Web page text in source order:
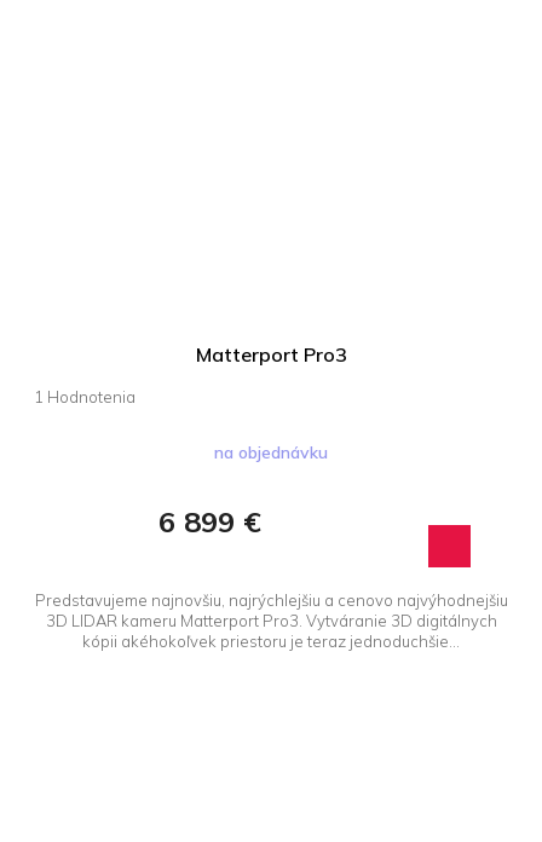
Matterport Pro3
Priemerné
na objednávku
6 899 €
Predstavujeme najnovšiu, najrýchlejšiu a cenovo najvýhodnejšiu
3D LIDAR kameru Matterport Pro3. Vytváranie 3D digitálnych
kópii akéhokoľvek priestoru je teraz jednoduchšie...